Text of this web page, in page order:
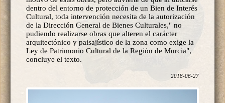
dentro del entorno de protección de un Bien de Interés
Cultural, toda intervención necesita de la autorización
de la Dirección General de Bienes Culturales," no
pudiendo realizarse obras que alteren el carácter
arquitectónico y paisajístico de la zona como exige la
Ley de Patrimonio Cultural de la Región de Murcia",
concluye el texto.
2018-06-27